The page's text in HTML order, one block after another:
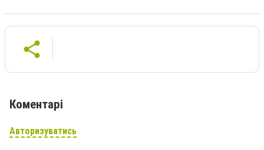
Коментарі
Авторизуватись